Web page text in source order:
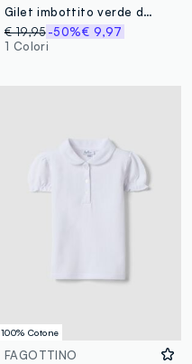
Gilet imbottito verde da bimba regular fit con design floreale ricamato
€ 19,95 -50%€ 9,97
1 Colori
100% Cotone
FAGOTTINO